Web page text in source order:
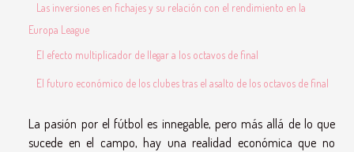
Las inversiones en fichajes y su relación con el rendimiento en la
Europa League
El efecto multiplicador de llegar a los octavos de final
El futuro económico de los clubes tras el asalto de los octavos de final
La pasión por el fútbol es innegable, pero más allá de lo que
sucede en el campo, hay una realidad económica que no